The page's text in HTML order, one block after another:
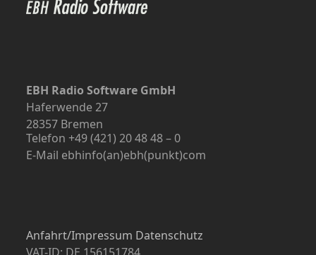
EBH Radio Software GmbH
Haferwende 27
28357 Bremen
Telefon +49 (421) 20 48 48 – 0
E-Mail ebhinfo(an)ebh(punkt)com
Anfahrt/Impressum Datenschutz